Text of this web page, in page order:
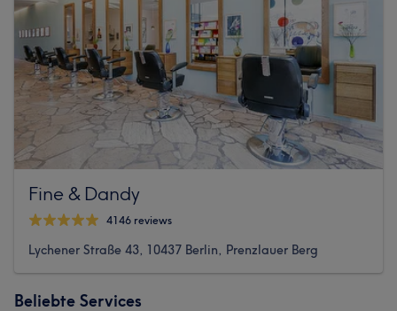
Fine & Dandy
4146 reviews
Lychener Straße 43, 10437 Berlin, Prenzlauer Berg
Beliebte Services